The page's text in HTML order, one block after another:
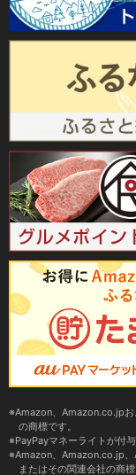
Amazon、Amazon.co.jpお
の商標です。
PayPayマネーライトが付
Amazon、Amazon.co.jp
またはその関連会社の商標